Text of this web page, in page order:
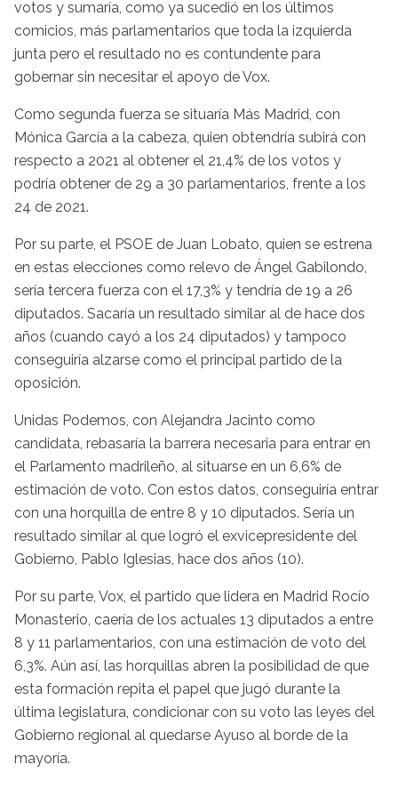
votos y sumaría, como ya sucedió en los últimos
comicios, más parlamentarios que toda la izquierda
junta pero el resultado no es contundente para
gobernar sin necesitar el apoyo de Vox.
Como segunda fuerza se situaría Más Madrid, con
Mónica García a la cabeza, quien obtendría subirá con
respecto a 2021 al obtener el 21,4% de los votos y
podría obtener de 29 a 30 parlamentarios, frente a los
24 de 2021.
Por su parte, el PSOE de Juan Lobato, quien se estrena
en estas elecciones como relevo de Ángel Gabilondo,
sería tercera fuerza con el 17,3% y tendría de 19 a 26
diputados. Sacaría un resultado similar al de hace dos
años (cuando cayó a los 24 diputados) y tampoco
conseguiría alzarse como el principal partido de la
oposición.
Unidas Podemos, con Alejandra Jacinto como
candidata, rebasaría la barrera necesaria para entrar en
el Parlamento madrileño, al situarse en un 6,6% de
estimación de voto. Con estos datos, conseguiría entrar
con una horquilla de entre 8 y 10 diputados. Sería un
resultado similar al que logró el exvicepresidente del
Gobierno, Pablo Iglesias, hace dos años (10).
Por su parte, Vox, el partido que lidera en Madrid Rocío
Monasterio, caería de los actuales 13 diputados a entre
8 y 11 parlamentarios, con una estimación de voto del
6,3%. Aún así, las horquillas abren la posibilidad de que
esta formación repita el papel que jugó durante la
última legislatura, condicionar con su voto las leyes del
Gobierno regional al quedarse Ayuso al borde de la
mayoría.